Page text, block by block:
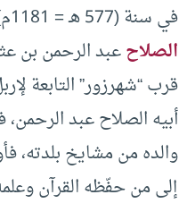
في سنة (577 هـ = 1181م) وُلد “تقي الدين عثمان
الصلاحعبد الرحمن بن
قرب “شهرزور” التابعة
أبيه الصلاح عبد
والده من مشايخ بلدته،
إلى من حفّظه القرآن